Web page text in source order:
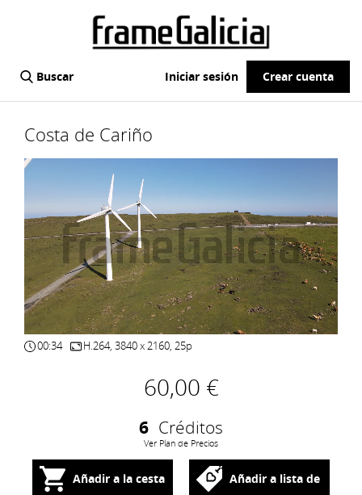
Buscar Iniciar sesión Crear cuenta
Costa de Cariño
00:34 H.264, 3840 x 2160, 25p
60,00 €
6 Créditos
Ver Plan de Precios
Añadir a la cesta Añadir a lista de